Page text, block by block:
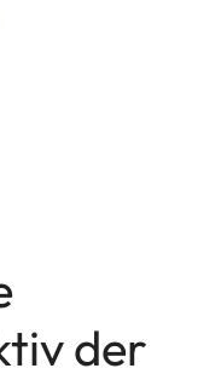
der